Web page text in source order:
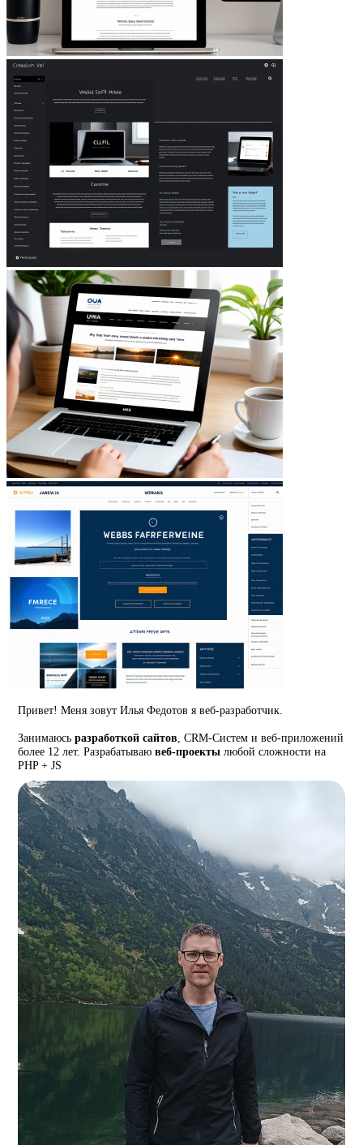
Привет! Меня зовут Илья Федотов я веб-разработчик.
Занимаюсьразработкой сайтов, CRM-Систем и веб-приложений
более 12 лет. Разрабатываювеб-проекты любой сложности на
PHP + JS